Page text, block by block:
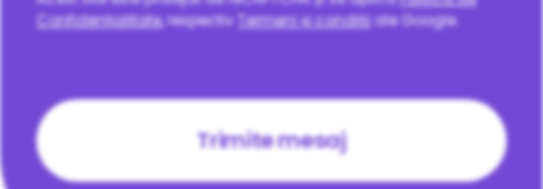
Confidențialitate, respectiv Termeni și condițiiale Google.